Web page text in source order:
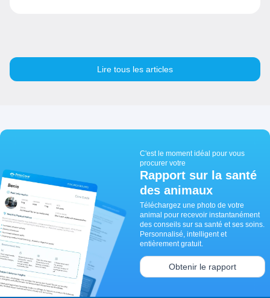
Lire tous les articles
C'est le moment idéal pour vous
procurer votre
Rapport sur la santé
des animaux
Téléchargez une photo de votre
animal pour recevoir instantanément
des conseils sur sa santé et ses soins.
Personnalisé, intelligent et
entièrement gratuit.
Obtenir le rapport